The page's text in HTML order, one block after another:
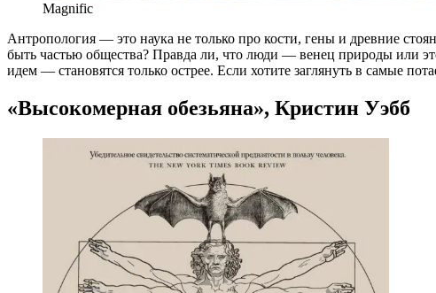
Magnific
Антропология — это наука не только про кости, гены и древние
быть частью общества? Правда ли, что люди — венец природы или
идем — становятся только острее. Если хотите заглянуть в самые
«Высокомерная обезьяна», Кристин Уэбб